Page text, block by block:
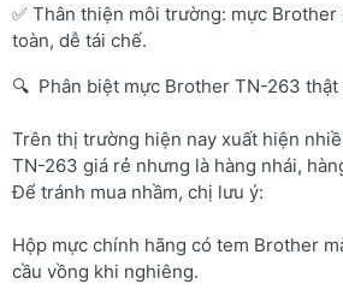
✅ Thân thiện môi trường: mực
toàn, dễ tái chế.
🔍 Phân biệt mực Brother TN-263 thật
Trên thị trường hiện nay xuất hiện
TN-263 giá rẻ nhưng là hàng nhái,
Để tránh mua nhầm, chị lưu ý:
Hộp mực chính hãng có tem Brother
cầu vồng khi nghiêng.